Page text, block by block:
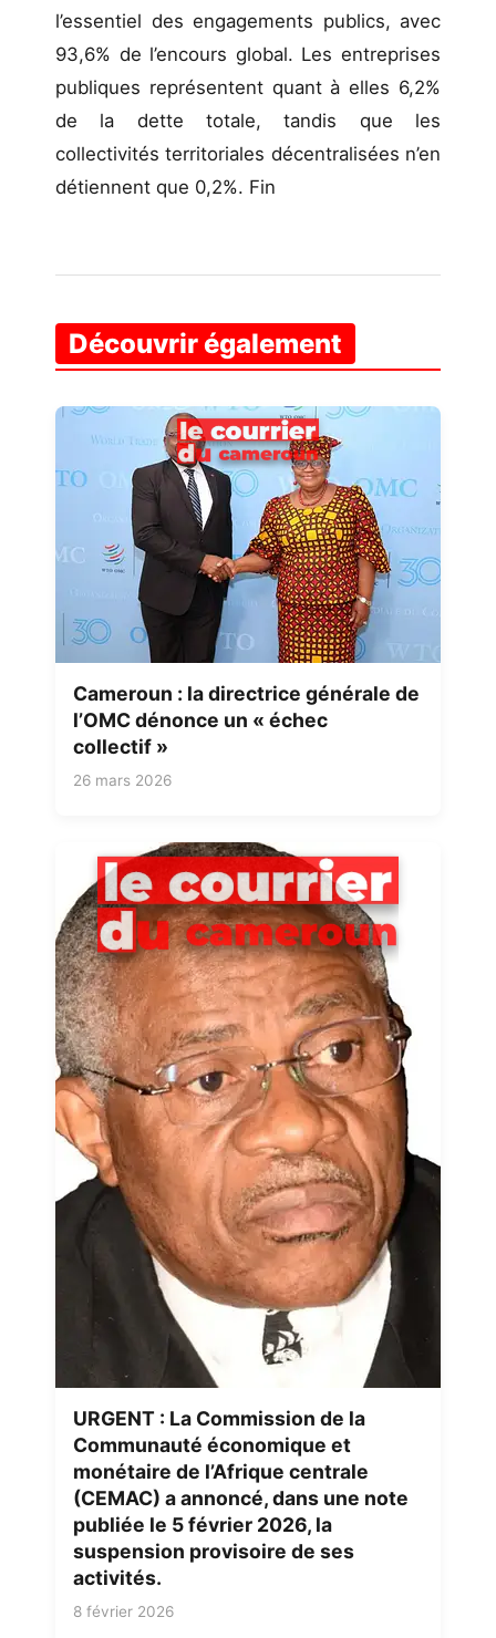
l’essentiel des engagements publics, avec
93,6% de l’encours global. Les entreprises
publiques représentent quant à elles 6,2%
de la dette totale, tandis que les
collectivités territoriales décentralisées n’en
détiennent que 0,2%. Fin
Découvrir également
Cameroun : la directrice générale de
l’OMC dénonce un « échec
collectif »
26 mars 2026
URGENT : La Commission de la
Communauté économique et
monétaire de l’Afrique centrale
(CEMAC) a annoncé, dans une note
publiée le 5 février 2026, la
suspension provisoire de ses
activités.
8 février 2026